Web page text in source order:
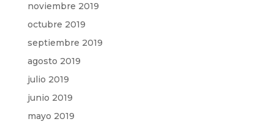
noviembre 2019
octubre 2019
septiembre 2019
agosto 2019
julio 2019
junio 2019
mayo 2019